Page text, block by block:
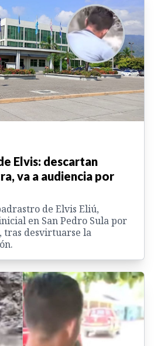
Elvis: descartan
va a audiencia por
de Elvis Eliú,
en San Pedro Sula por
tras desvirtuarse la